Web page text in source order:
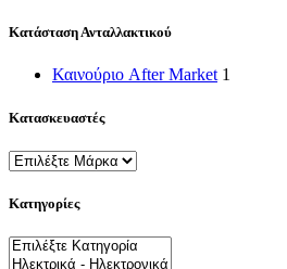
Κατάσταση Ανταλλακτικού
Καινούριο After Market 1
Κατασκευαστές
Κατηγορίες